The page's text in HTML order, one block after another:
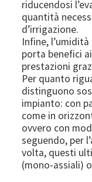
riducendosi
quantità
d’irrigazione.
Infine,
porta benefici
prestazioni
Per quanto
distinguono
impianto: con
come in
ovvero con
seguendo, per
volta, questi
(mono-assiali)